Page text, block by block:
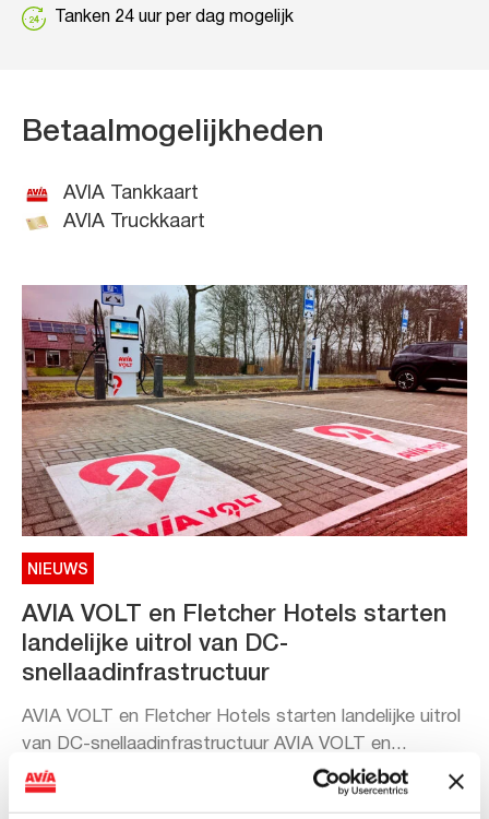
Tanken 24 uur per dag mogelijk
Betaalmogelijkheden
AVIA Tankkaart
AVIA Truckkaart
NIEUWS
AVIA VOLT en Fletcher Hotels starten
landelijke uitrol van DC-
snellaadinfrastructuur
AVIA VOLT en Fletcher Hotels starten landelijke uitrol
van DC-snellaadinfrastructuur AVIA VOLT en...
Lees verder